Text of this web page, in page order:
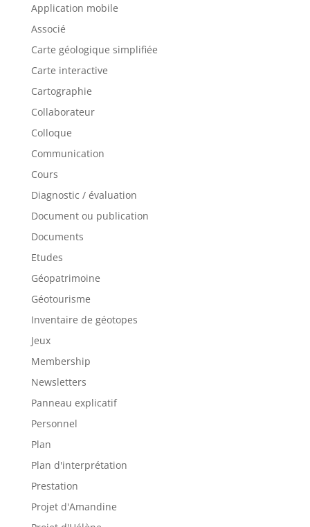
Application mobile
Associé
Carte géologique simplifiée
Carte interactive
Cartographie
Collaborateur
Colloque
Communication
Cours
Diagnostic / évaluation
Document ou publication
Documents
Etudes
Géopatrimoine
Géotourisme
Inventaire de géotopes
Jeux
Membership
Newsletters
Panneau explicatif
Personnel
Plan
Plan d'interprétation
Prestation
Projet d'Amandine